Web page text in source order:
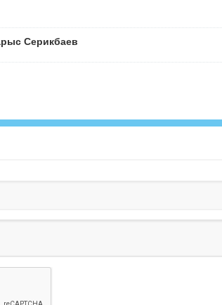
Серикбаев